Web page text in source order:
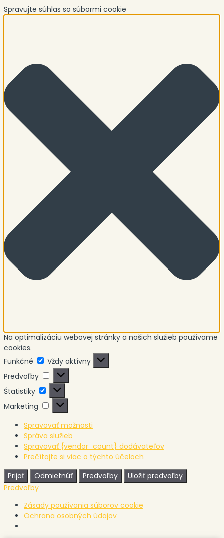
Spravujte súhlas so súbormi cookie
Na optimalizáciu webovej stránky a našich služieb používame
cookies.
Funkčné
Funkčné
Vždy aktívny
Predvoľby
Predvoľby
Štatistiky
Štatistiky
Marketing
Marketing
Spravovať možnosti
Správa služieb
Spravovať {vendor_count} dodávateľov
Prečítajte si viac o týchto účeloch
Prijať
Odmietnúť Predvoľby
Uložiť predvoľby
Predvoľby
Zásady používania súborov cookie
Ochrana osobných údajov